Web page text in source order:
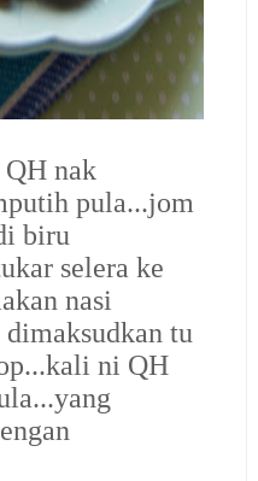
nak
pula...jom
biru
selera ke
nasi
tu
ni QH